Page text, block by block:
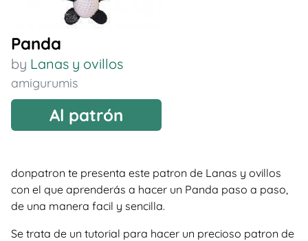
Panda
by Lanas y ovillos
amigurumis
Al patrón
donpatron te presenta este patron de Lanas y ovillos
con el que aprenderás a hacer un Panda paso a paso,
de una manera facil y sencilla.
Se trata de un tutorial para hacer un precioso patron de